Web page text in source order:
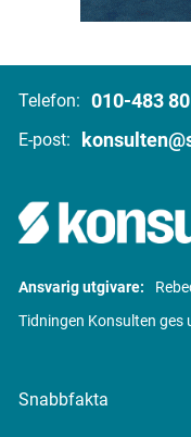
Telefon: 010-483
E-post:
Ansvarig utgivare:
Tidningen Konsulten ges
Snabbfakta